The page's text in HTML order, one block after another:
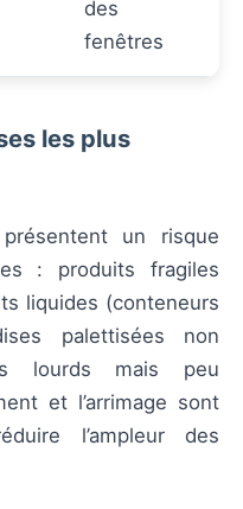
des
fenêtres
les plus
un risque
: produits fragiles
liquides (conteneurs
palettisées non
lourds mais peu
et l’arrimage sont
l’ampleur des